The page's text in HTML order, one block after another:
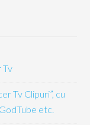
Tv
Tv Clipuri”, cu
etc.